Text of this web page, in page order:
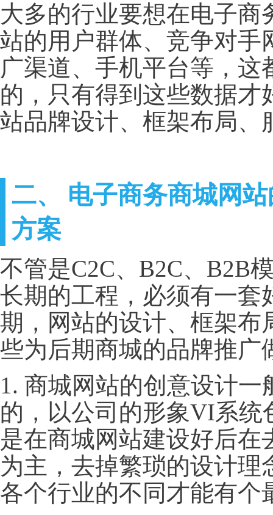
大多的行业要想在电子
站的用户群体、竞争对手
广渠道、手机平台等，
的，只有得到这些数据
站品牌设计、框架布局、
二、 电子商务商城网
方案
不管是C2C、B2C、B2B
长期的工程，必须有一套
期，网站的设计、框架布
些为后期商城的品牌推广
1. 商城网站的创意设计
的，以公司的形象VI系统
是在商城网站建设好后
为主，去掉繁琐的设计
各个行业的不同才能有个